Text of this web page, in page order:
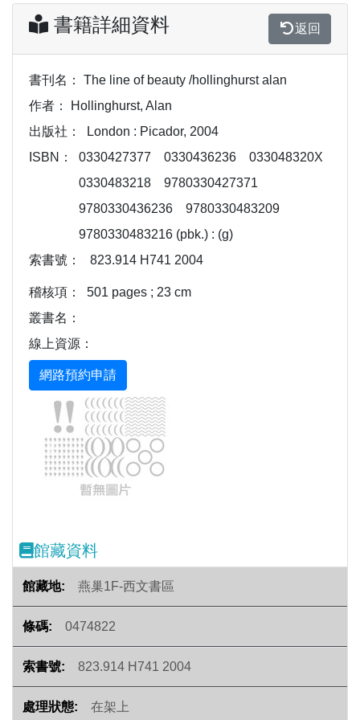
書籍詳細資料 返回
書刊名：
The line of beauty /hollinghurst alan
作者：
Hollinghurst, Alan
出版社：
London : Picador, 2004
ISBN：
0330427377 0330436236
033048320X
0330483218
9780330427371
9780330436236
9780330483209
9780330483216 (pbk.) : (g)
索書號：
823.914 H741 2004
稽核項：
501 pages ; 23 cm
叢書名：
線上資源：
Previous
館藏資料
燕巢1F-西文書區
0474822
823.914 H741 2004
在架上